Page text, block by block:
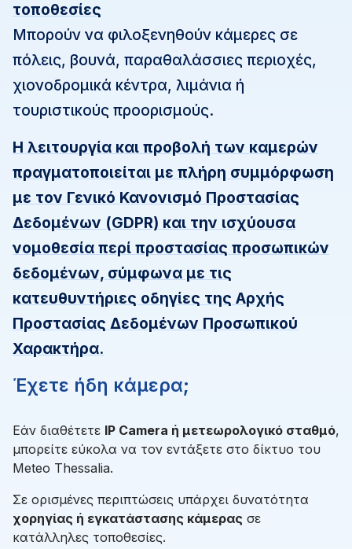
τοποθεσίες
Μπορούν να φιλοξενηθούν κάμερες σε
πόλεις, βουνά, παραθαλάσσιες περιοχές,
χιονοδρομικά κέντρα, λιμάνια ή
τουριστικούς προορισμούς.
Η λειτουργία και προβολή των καμερών
πραγματοποιείται με πλήρη συμμόρφωση
με τον Γενικό Κανονισμό Προστασίας
Δεδομένων (GDPR) και την ισχύουσα
νομοθεσία περί προστασίας προσωπικών
δεδομένων, σύμφωνα με τις
κατευθυντήριες οδηγίες της Αρχής
Προστασίας Δεδομένων Προσωπικού
Χαρακτήρα.
Έχετε ήδη κάμερα;
Εάν διαθέτετε IP Camera ή μετεωρολογικό σταθμό,
μπορείτε εύκολα να τον εντάξετε στο δίκτυο του
Meteo Thessalia.
Σε ορισμένες περιπτώσεις υπάρχει δυνατότητα
χορηγίας ή εγκατάστασης κάμερας σε
κατάλληλες τοποθεσίες.